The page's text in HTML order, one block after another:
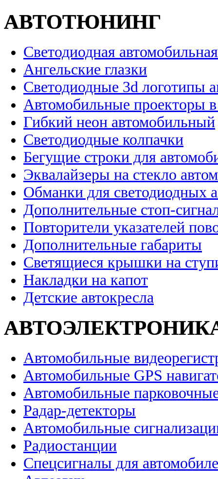
АВТОТЮНИНГ
Светодиодная
Ангельские глазки
Светодиодные 3d логотипы
Автомобильные проекторы
Гибкий неон автомобильный
Светодиодные колпачки
Бегущие строки для
Эквалайзеры на стекло
Обманки для светодиодных
Дополнительные стоп-
Повторители указателей
Дополнительные габариты
Светящиеся крышки на
Накладки на капот
Детские автокресла
Автомобильные
Автомобильные GPS
Автомобильные
Радар-детекторы
Автомобильные
Радиостанции
Спецсигналы для